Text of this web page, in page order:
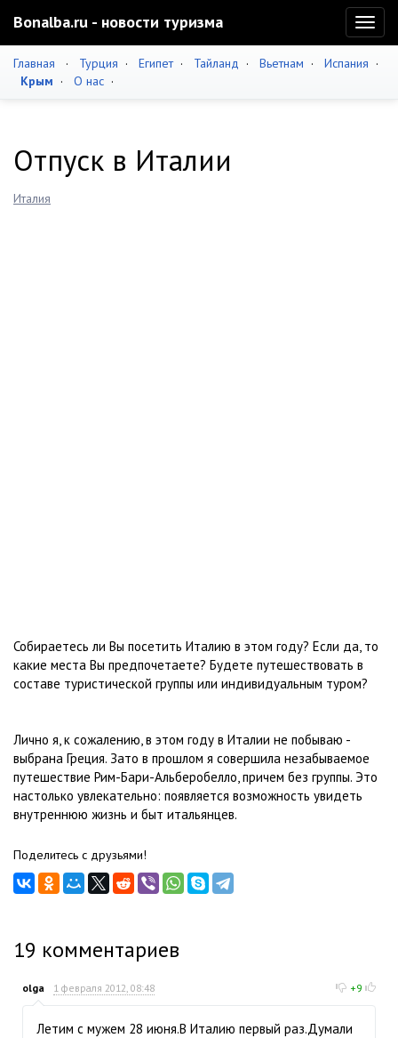
Bonalba.ru - новости туризма
Главная · Турция · Египет· Тайланд · Вьетнам · Испания ·
Крым · О нас ·
Отпуск в Италии
Италия
Собираетесь ли Вы посетить Италию в этом году? Если да, то
какие места Вы предпочетаете? Будете путешествовать в
составе туристической группы или индивидуальным туром?
Лично я, к сожалению, в этом году в Италии не побываю -
выбрана Греция. Зато в прошлом я совершила незабываемое
путешествие Рим-Бари-Альберобелло, причем без группы. Это
настолько увлекательно: появляется возможность увидеть
внутреннюю жизнь и быт итальянцев.
Поделитесь с друзьями!
19 комментариев
olga 1 февраля 2012, 08:48 +9
Летим с мужем 28 июня.В Италию первый раз.Думали